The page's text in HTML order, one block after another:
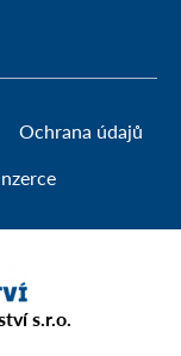
Ochrana údajů
s.r.o.